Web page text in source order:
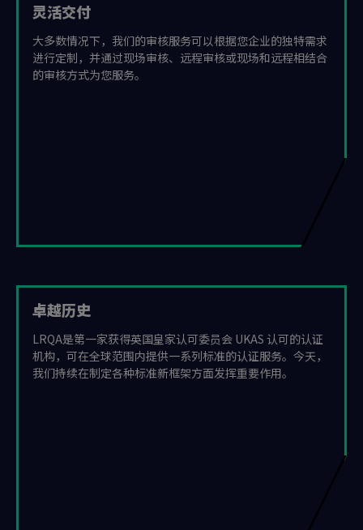
灵活交付
大多数情况下，我们的审核服务可以根据您企业的独特需求
进行定制，并通过现场审核、远程审核或现场和远程相结合
的审核方式为您服务。
卓越历史
LRQA是第一家获得英国皇家认可委员会 UKAS 认可的认证
机构，可在全球范围内提供一系列标准的认证服务。今天，
我们持续在制定各种标准新框架方面发挥重要作用。